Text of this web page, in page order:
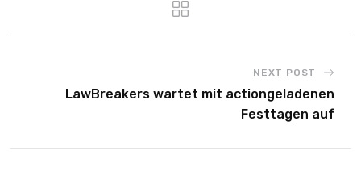
NEXT POST
LawBreakers wartet mit actiongeladenen
Festtagen auf